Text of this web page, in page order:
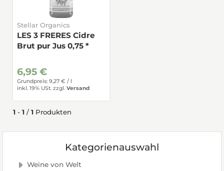
Stellar Organics
LES 3 FRERES Cidre
Brut pur Jus 0,75 *
6,95 €
Grundpreis: 9,27 € / l
inkl. 19% USt. zzgl. Versand
1 - 1 / 1 Produkten
Kategorienauswahl
Weine von Welt